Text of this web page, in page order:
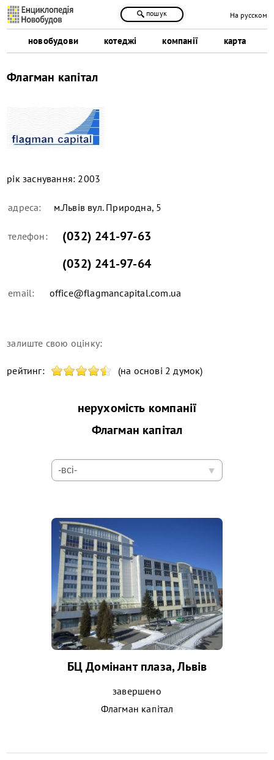
новобудови котеджі компанії карта
пошук На русском
Флагман капітал
рік заснування: 2003
адреса: м.Львів вул. Природна, 5
телефон:
(032) 241-97-63
(032) 241-97-64
email: office@flagmancapital.com.ua
залиште свою оцінку:
рейтинг: (на основі 2 думок)
нерухомість компанії
Флагман капітал
БЦ Домінант плаза, Львів
завершено
Флагман капітал